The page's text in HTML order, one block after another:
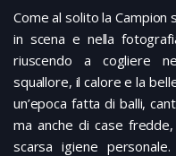
Come al solito la Campion
in scena e nella
riuscendo a cogliere
squallore, il calore e la
un’epoca fatta di balli,
ma anche di case
scarsa igiene